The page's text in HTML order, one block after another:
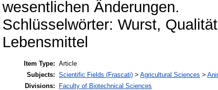
wesentlichen Änderungen.
Schlüsselwörter: Wurst,
Lebensmittel
Item Type: Article
Subjects: Scientific Fields (Frascati) > Agricultural Sciences >
Divisions:
Faculty of Biotechnical Sciences